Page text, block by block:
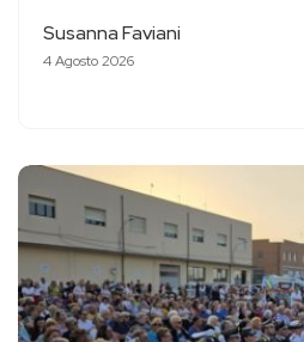
Susanna Faviani
4 Agosto 2026